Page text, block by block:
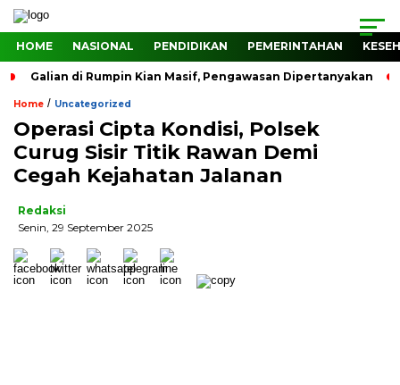
HOME NASIONAL PENDIDIKAN PEMERINTAHAN
Galian di Rumpin Kian Masif, Pengawasan Dipertanyakan
Home / Uncategorized
Operasi Cipta Kondisi, Polsek
Curug Sisir Titik Rawan Demi
Cegah Kejahatan Jalanan
Redaksi
Senin, 29 September 2025